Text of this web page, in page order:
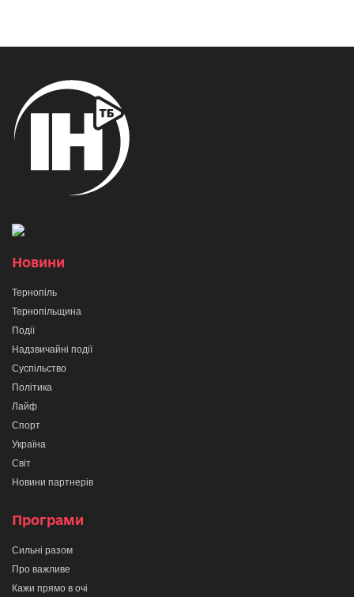
Новини
Тернопіль
Тернопільщина
Події
Надзвичайні події
Суспільство
Політика
Лайф
Спорт
Україна
Світ
Новини партнерів
Програми
Сильні разом
Про важливе
Кажи прямо в очі